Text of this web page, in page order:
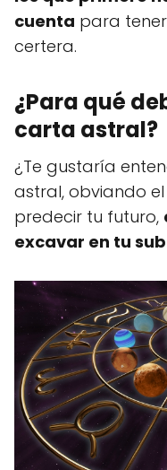
cuenta para
certera.
¿Para qué
carta astral?
¿Te gustaría
astral, obviando
predecir tu futuro,
excavar en tu